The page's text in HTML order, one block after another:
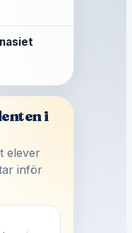
i
elever
inför